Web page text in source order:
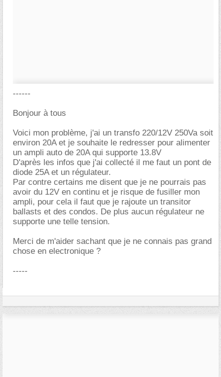
------
Bonjour à tous
Voici mon problème, j'ai un transfo 220/12V 250Va soit
environ 20A et je souhaite le redresser pour alimenter
un ampli auto de 20A qui supporte 13.8V
D'après les infos que j'ai collecté il me faut un pont de
diode 25A et un régulateur.
Par contre certains me disent que je ne pourrais pas
avoir du 12V en continu et je risque de fusiller mon
ampli, pour cela il faut que je rajoute un transitor
ballasts et des condos. De plus aucun régulateur ne
supporte une telle tension.
Merci de m'aider sachant que je ne connais pas grand
chose en electronique ?
-----